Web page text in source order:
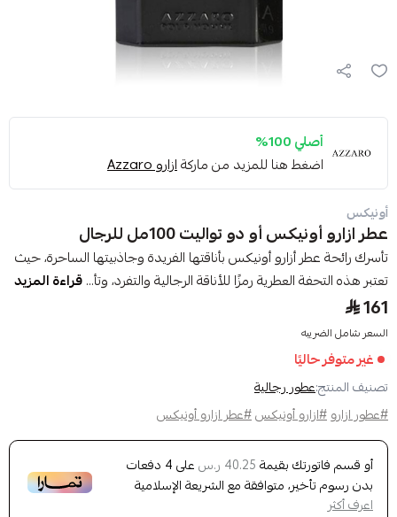
أصلي 100%
اضغط هنا للمزيد من ماركةازارو Azzaro
أونيكس
عطر ازارو أونيكس أو دو تواليت 100مل للرجال
تأسرك رائحة عطر أزارو أونيكس بأناقتها الفريدة وجاذبيتها الساحرة، حيث
تعتبر هذه التحفة العطرية رمزًا للأناقة الرجالية والتفرد، وتأ...قراءة المزيد
161
السعر شامل الضريبه
غير متوفر حاليًا
تصنيف المنتج:عطور رجالية
#عطور ازارو#ازارو أونيكس#عطر ازارو أونيكس
أو قسم فاتورتك بقيمة 40.25 ر.س على4 دفعات
بدون رسوم تأخير، متوافقة مع الشريعة الإسلامية
اعرف أكثر